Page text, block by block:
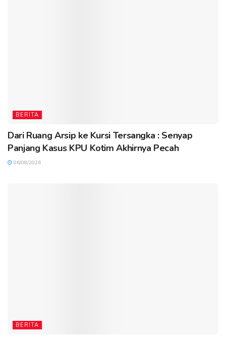
BERITA
Dari Ruang Arsip ke Kursi Tersangka : Senyap
Panjang Kasus KPU Kotim Akhirnya Pecah
06/08/2026
BERITA